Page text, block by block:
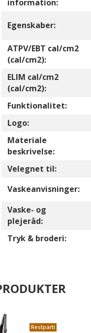
information:
Egenskaber:
ATPV/EBT cal/cm2
(cal/cm2):
ELIM cal/cm2
(cal/cm2):
Funktionalitet:
Logo:
Materiale
beskrivelse:
Velegnet til:
Vaskeanvisninger:
Vaske- og
plejeråd:
Tryk & broderi:
Restparti